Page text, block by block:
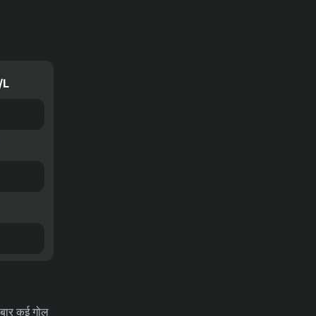
L
कई गोल